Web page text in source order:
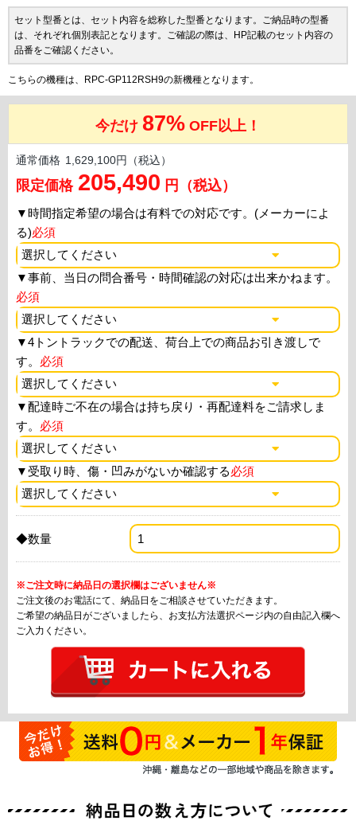
セット型番とは、セット内容を総称した型番となります。ご納品時の型番
は、それぞれ個別表記となります。ご確認の際は、HP記載のセット内容の
品番をご確認ください。
こちらの機種は、RPC-GP112RSH9の新機種となります。
今だけ 87% OFF以上！
通常価格 1,629,100円（税込）
限定価格 205,490 円（税込）
▼時間指定希望の場合は有料での対応です。(メーカーによ
る)必須
▼事前、当日の問合番号・時間確認の対応は出来かねます。
必須
▼4トントラックでの配送、荷台上での商品お引き渡しで
す。 必須
▼配達時ご不在の場合は持ち戻り・再配達料をご請求しま
す。 必須
▼ 受取り時、傷・凹みがないか確認する必須
◆数量
※ご注文時に納品日の選択欄はございません※
ご注文後のお電話にて、納品日をご相談させていただきます。
ご希望の納品日がございましたら、お支払方法選択ページ内の自由記入欄へ
ご入力ください。